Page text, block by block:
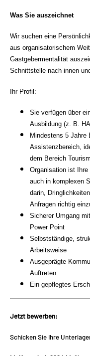
Was Sie auszeichnet
Wir suchen eine
aus organisatorischem
Gastgebermentalität
Schnittstelle nach innen
Ihr Profil:
Sie verfügen über
Ausbildung (z. B.
Mindestens 5 Jahre
Assistenzbereich,
dem Bereich
Organisation ist
auch in komplexen
darin,
Anfragen richtig
Sicherer Umgang
Power Point
Selbstständige,
Arbeitsweise
Ausgeprägte
Auftreten
Ein gepflegtes
Jetzt bewerben:
Schicken Sie Ihre